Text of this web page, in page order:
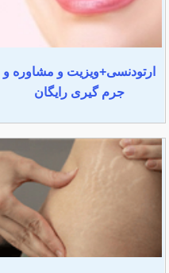
ارتودنسی+ویزیت و مشاوره و
جرم گیری رایگان